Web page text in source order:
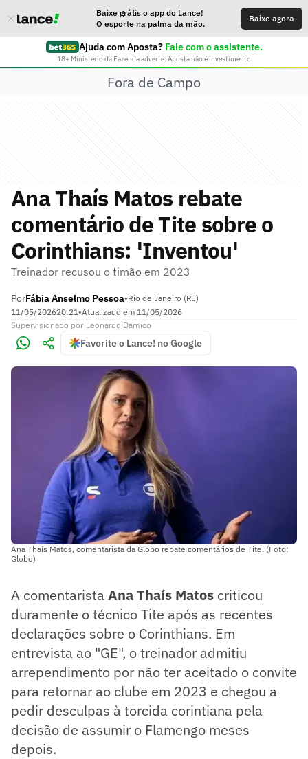
Baixe grátis o app do Lance!
O esporte na palma da mão.
Baixe agora
Ajuda com Aposta? Fale com o assistente.
18+ Ministério da Fazenda adverte: Aposta não é investimento
Fora de Campo
Ana Thaís Matos rebate
comentário de Tite sobre o
Corinthians: 'Inventou'
Treinador recusou o timão em 2023
PorFábia Anselmo Pessoa•Rio de Janeiro (RJ)
11/05/202620:21•Atualizado em 11/05/2026
Supervisionado por Leonardo Damico
Favorite o Lance! no Google
Ana Thaís Matos, comentarista da Globo rebate comentários de Tite. (Foto:
Globo)
A comentarista Ana Thaís Matos criticou
duramente o técnico Tite após as recentes
declarações sobre o Corinthians. Em
entrevista ao "GE", o treinador admitiu
arrependimento por não ter aceitado o convite
para retornar ao clube em 2023 e chegou a
pedir desculpas à torcida corintiana pela
decisão de assumir o Flamengo meses
depois.